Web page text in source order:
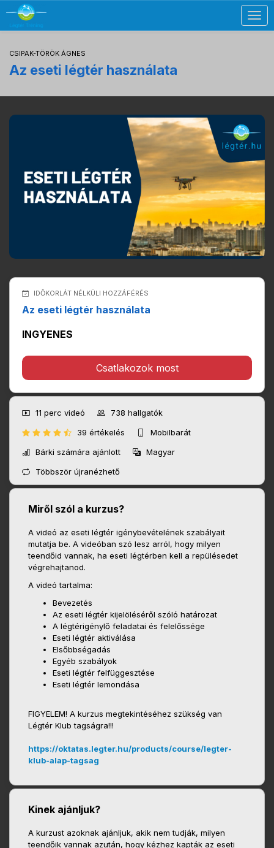
CSIPAK-TÖRÖK ÁGNES
Az eseti légtér használata
IDŐKORLÁT NÉLKÜLI HOZZÁFÉRÉS
Az eseti légtér használata
INGYENES
Csatlakozok most
11 perc videó 738 hallgatók
39 értékelés
Mobilbarát
Bárki számára ajánlott
Magyar
Többször újranézhető
Miről szól a kurzus?
A videó az eseti légtér igénybevételének szabályait
mutatja be. A videóban szó lesz arról, hogy milyen
teendőid vannak, ha eseti légtérben kell a repülésedet
végrehajtanod.
A videó tartalma:
Bevezetés
Az eseti légtér kijelöléséről szóló határozat
A légtérigénylő feladatai és felelőssége
Eseti légtér aktiválása
Elsőbbségadás
Egyéb szabályok
Eseti légtér felfüggesztése
Eseti légtér lemondása
FIGYELEM! A kurzus megtekintéséhez szükség van
Légtér Klub tagságra!!!
https://oktatas.legter.hu/products/course/legter-
klub-alap-tagsag
Kinek ajánljuk?
A kurzust azoknak ajánljuk, akik nem tudják, milyen
teendőik vannak azután, hogy kézhez kapták az eseti